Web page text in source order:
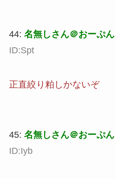
44: 名無しさん＠おーぷん
ID:Spt
正直絞り粕しかないぞ
45: 名無しさん＠おーぷん
ID:Iyb